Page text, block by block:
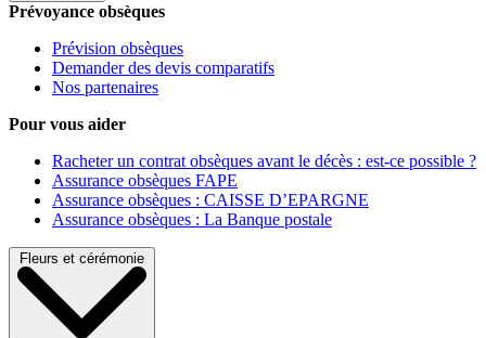
Prévoyance obsèques
Prévision obsèques
Demander des devis comparatifs
Nos partenaires
Pour vous aider
Racheter un contrat obsèques avant le décès : est-ce possible ?
Assurance obsèques FAPE
Assurance obsèques : CAISSE D’EPARGNE
Assurance obsèques : La Banque postale
Fleurs et cérémonie